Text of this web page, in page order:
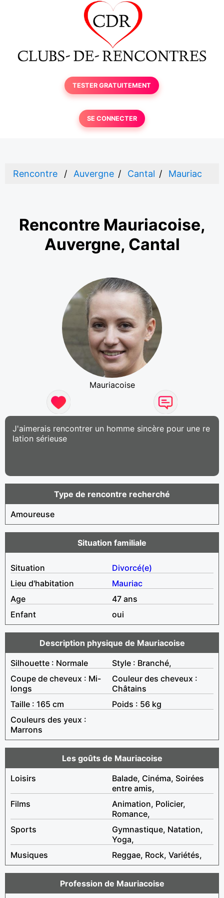
TESTER GRATUITEMENT
SE CONNECTER
Rencontre Auvergne Cantal Mauriac
Rencontre Mauriacoise,
Auvergne, Cantal
Mauriacoise
J'aimerais rencontrer un homme sincère pour une re
lation sérieuse
Type de rencontre recherché
Amoureuse
Situation familiale
Situation
Divorcé(e)
Lieu d'habitation
Mauriac
Age
47 ans
Enfant
oui
Description physique de Mauriacoise
Silhouette : Normale
Style : Branché,
Coupe de cheveux : Mi-
longs
Couleur des cheveux :
Châtains
Taille : 165 cm
Poids : 56 kg
Couleurs des yeux :
Marrons
Les goûts de Mauriacoise
Loisirs
Balade, Cinéma, Soirées
entre amis,
Films
Animation, Policier,
Romance,
Sports
Gymnastique, Natation,
Yoga,
Musiques
Reggae, Rock, Variétés,
Profession de Mauriacoise